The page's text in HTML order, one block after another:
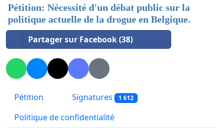
Pétition: Nécessité d'un débat public sur la
politique actuelle de la drogue en Belgique.
Partager sur Facebook (38)
Pétition Signatures 1 612
Politique de confidentialité